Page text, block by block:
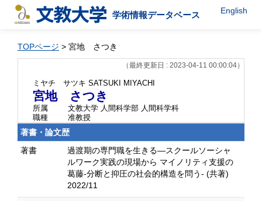
学術情報データベース English
TOPページ > 宮地 さつき
（最終更新日 : 2023-04-11 00:00:04）
ミヤチ サツキ SATSUKI MIYACHI
宮地 さつき
所属
文教大学 人間科学部 人間科学科
職種
准教授
著書・論文歴
著書
過渡期の専門職を生きる―スクールソーシャ
ルワーク実践の現場から マイノリティ支援の
葛藤-分断と抑圧の社会的構造を問う- (共著)
2022/11